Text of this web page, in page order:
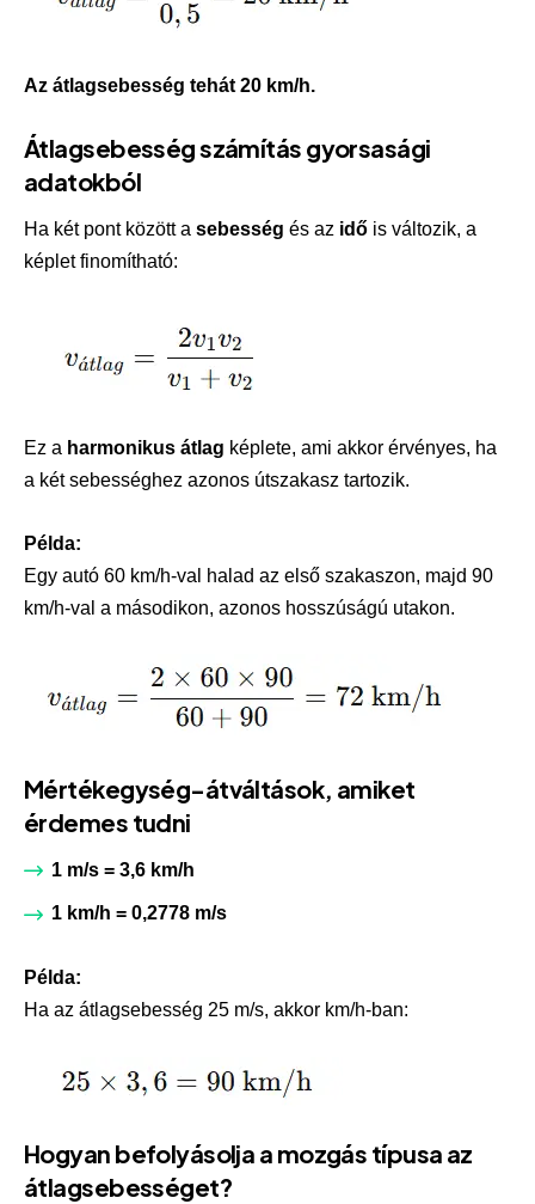
Az átlagsebesség tehát 20 km/h.
Átlagsebesség számítás gyorsasági
adatokból
Ha két pont között a sebesség és az idő is változik, a
képlet finomítható:
Ez a harmonikus átlag képlete, ami akkor érvényes, ha
a két sebességhez azonos útszakasz tartozik.
Példa:
Egy autó 60 km/h-val halad az első szakaszon, majd 90
km/h-val a másodikon, azonos hosszúságú utakon.
Mértékegység-átváltások, amiket
érdemes tudni
1 m/s = 3,6 km/h
1 km/h = 0,2778 m/s
Példa:
Ha az átlagsebesség 25 m/s, akkor km/h-ban:
Hogyan befolyásolja a mozgás típusa az
átlagsebességet?